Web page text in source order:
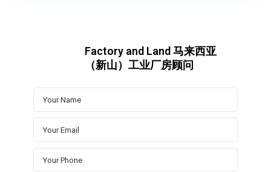
Factory and Land 马来西亚
（新山）工业厂房顾问